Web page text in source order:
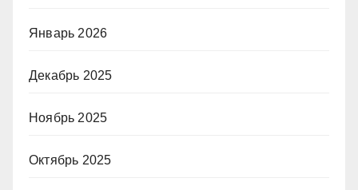
Январь 2026
Декабрь 2025
Ноябрь 2025
Октябрь 2025